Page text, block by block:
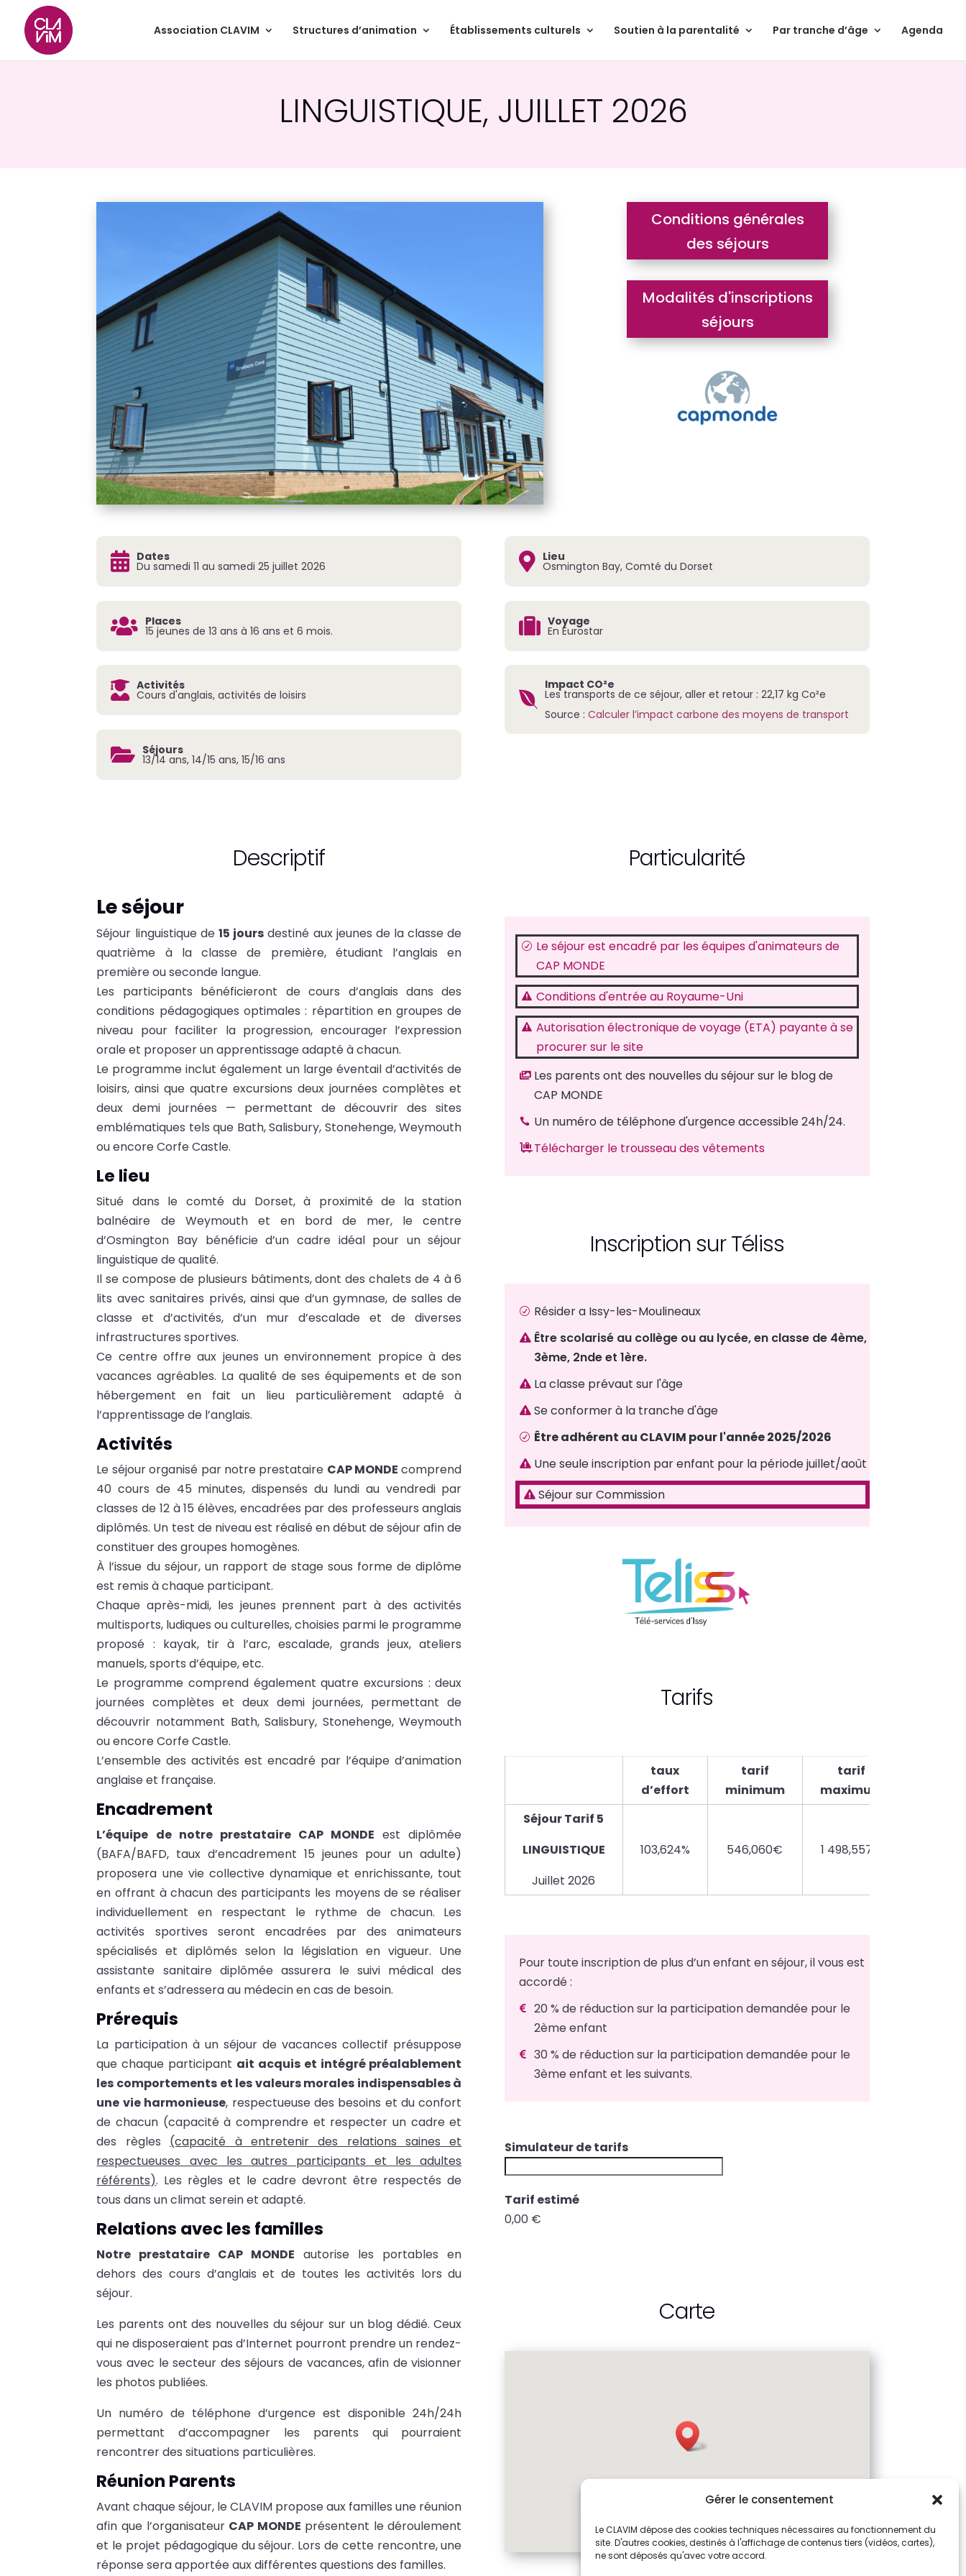
Gérer le consentement
Le CLAVIM dépose des cookies techniques nécessaires au fonctionnement du
site. D'autres cookies, destinés à l'affichage de contenus tiers (vidéos, cartes),
ne sont déposés qu'avec votre accord.
Association CLAVIM Structures d’animation Établissements culturels Soutien à la parentalité Par tranche d’âge Agenda
LINGUISTIQUE, JUILLET 2026
Conditions générales
des séjours
Modalités d'inscriptions
séjours
 Dates
Du samedi 11 au samedi 25 juillet 2026
 Places
15 jeunes de 13 ans à 16 ans et 6 mois.
 Activités
Cours d'anglais, activités de loisirs
 Séjours
13/14 ans, 14/15 ans, 15/16 ans
 Lieu
Osmington Bay, Comté du Dorset
 Voyage
En Eurostar

Impact CO²e
Les transports de ce séjour, aller et retour : 22,17 kg Co²e
Source : Calculer l’impact carbone des moyens de transport
Descriptif
Le séjour
Séjour linguistique de 15 jours destiné aux jeunes de la classe de
quatrième à la classe de première, étudiant l’anglais en
première ou seconde langue.
Les participants bénéficieront de cours d’anglais dans des
conditions pédagogiques optimales : répartition en groupes de
niveau pour faciliter la progression, encourager l’expression
orale et proposer un apprentissage adapté à chacun.
Le programme inclut également un large éventail d’activités de
loisirs, ainsi que quatre excursions deux journées complètes et
deux demi journées — permettant de découvrir des sites
emblématiques tels que Bath, Salisbury, Stonehenge, Weymouth
ou encore Corfe Castle.
Le lieu
Situé dans le comté du Dorset, à proximité de la station
balnéaire de Weymouth et en bord de mer, le centre
d’Osmington Bay bénéficie d’un cadre idéal pour un séjour
linguistique de qualité.
Il se compose de plusieurs bâtiments, dont des chalets de 4 à 6
lits avec sanitaires privés, ainsi que d’un gymnase, de salles de
classe et d’activités, d’un mur d’escalade et de diverses
infrastructures sportives.
Ce centre offre aux jeunes un environnement propice à des
vacances agréables. La qualité de ses équipements et de son
hébergement en fait un lieu particulièrement adapté à
l’apprentissage de l’anglais.
Activités
Le séjour organisé par notre prestataire CAP MONDE comprend
40 cours de 45 minutes, dispensés du lundi au vendredi par
classes de 12 à 15 élèves, encadrées par des professeurs anglais
diplômés. Un test de niveau est réalisé en début de séjour afin de
constituer des groupes homogènes.
À l’issue du séjour, un rapport de stage sous forme de diplôme
est remis à chaque participant.
Chaque après-midi, les jeunes prennent part à des activités
multisports, ludiques ou culturelles, choisies parmi le programme
proposé : kayak, tir à l’arc, escalade, grands jeux, ateliers
manuels, sports d’équipe, etc.
Le programme comprend également quatre excursions : deux
journées complètes et deux demi journées, permettant de
découvrir notamment Bath, Salisbury, Stonehenge, Weymouth
ou encore Corfe Castle.
L’ensemble des activités est encadré par l’équipe d’animation
anglaise et française.
Encadrement
L’équipe de notre prestataire CAP MONDE est diplômée
(BAFA/BAFD, taux d’encadrement 15 jeunes pour un adulte)
proposera une vie collective dynamique et enrichissante, tout
en offrant à chacun des participants les moyens de se réaliser
individuellement en respectant le rythme de chacun. Les
activités sportives seront encadrées par des animateurs
spécialisés et diplômés selon la législation en vigueur. Une
assistante sanitaire diplômée assurera le suivi médical des
enfants et s’adressera au médecin en cas de besoin.
Prérequis
La participation à un séjour de vacances collectif présuppose
que chaque participant ait acquis et intégré préalablement
les comportements et les valeurs morales indispensables à
une vie harmonieuse, respectueuse des besoins et du confort
de chacun (capacité à comprendre et respecter un cadre et
des règles
(capacité à entretenir des relations saines et
respectueuses avec les autres participants et les adultes
référents). Les règles et le cadre devront être respectés de
tous dans un climat serein et adapté.
Relations avec les familles
Notre prestataire CAP MONDE autorise les portables en
dehors des cours d’anglais et de toutes les activités lors du
séjour.
Les parents ont des nouvelles du séjour sur un blog dédié. Ceux
qui ne disposeraient pas d’Internet pourront prendre un rendez-
vous avec le secteur des séjours de vacances, afin de visionner
les photos publiées.
Un numéro de téléphone d’urgence est disponible 24h/24h
permettant d’accompagner les parents qui pourraient
rencontrer des situations particulières.
Réunion Parents
Avant chaque séjour, le CLAVIM propose aux familles une réunion
afin que l’organisateur CAP MONDE présentent le déroulement
et le projet pédagogique du séjour. Lors de cette rencontre, une
réponse sera apportée aux différentes questions des familles.
Particularité
R Le séjour est encadré par les équipes d'animateurs de
CAP MONDE
 Conditions d'entrée au Royaume-Uni
 Autorisation électronique de voyage (ETA) payante à se
procurer sur le site
 Les parents ont des nouvelles du séjour sur le blog de
CAP MONDE
 Un numéro de téléphone d'urgence accessible 24h/24.
 Télécharger le trousseau des vêtements
Inscription sur Téliss
R Résider a Issy-les-Moulineaux
 Être scolarisé au collège ou au lycée, en classe de 4ème,
3ème, 2nde et 1ère.
 La classe prévaut sur l'âge
 Se conformer à la tranche d'âge
R Être adhérent au CLAVIM pour l'année 2025/2026
 Une seule inscription par enfant pour la période juillet/août
 Séjour sur Commission
Tarifs
taux
d’effort
tarif
minimum
tarif
maximum
Séjour Tarif 5
LINGUISTIQUE
Juillet 2026
103,624% 546,060€ 1 498,557€
Pour toute inscription de plus d’un enfant en séjour, il vous est
accordé :

20 % de réduction sur la participation demandée pour le
2ème enfant

30 % de réduction sur la participation demandée pour le
3ème enfant et les suivants.
Simulateur de tarifs
t
a
m
u
Tarif estimé
0,00 €
Carte